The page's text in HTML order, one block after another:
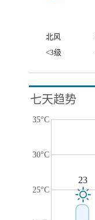
北风
<3级
七天趋势
35°C
30°C
25°C
23